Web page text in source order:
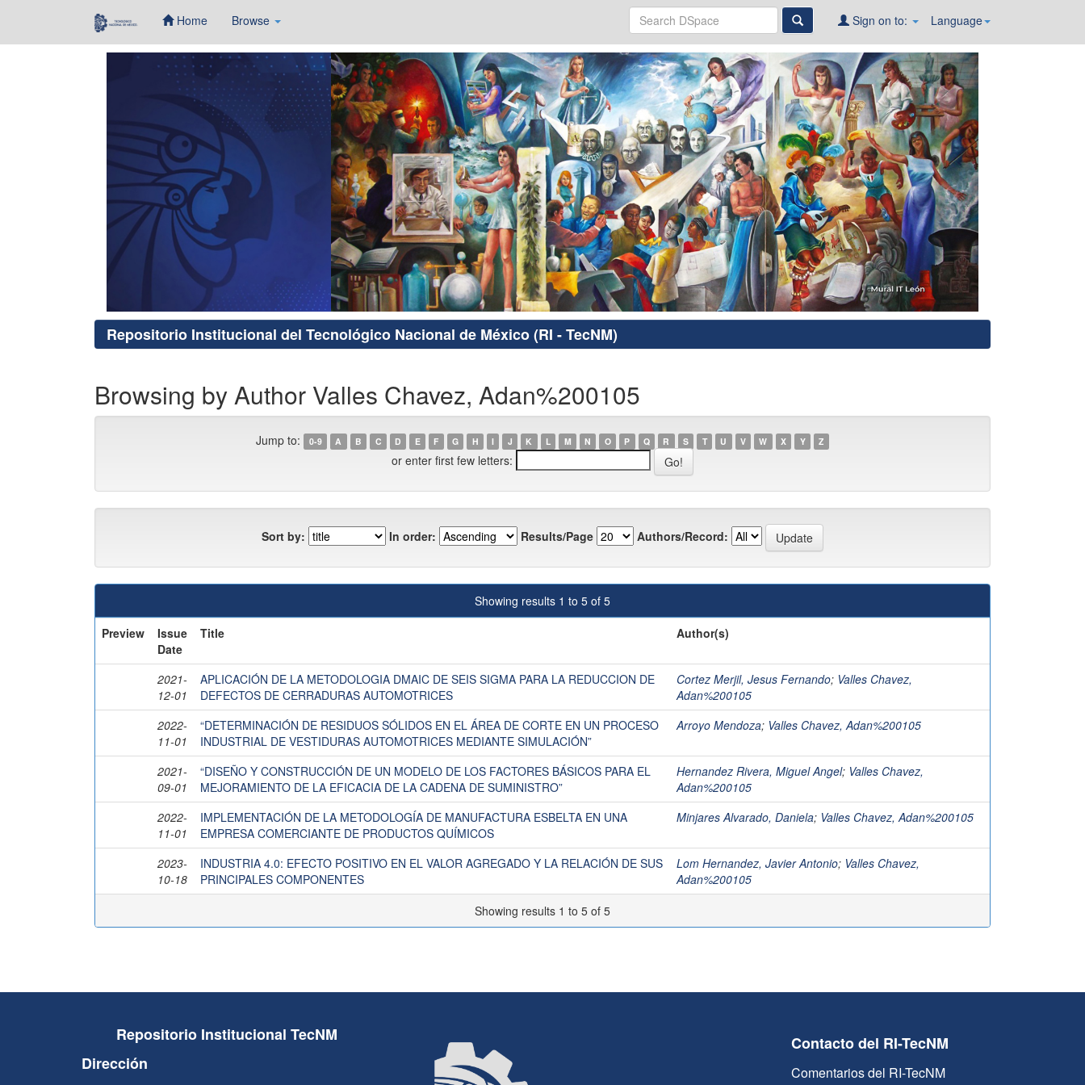
Home Browse Language
Sign on to:
Repositorio Institucional del Tecnológico Nacional de México (RI - TecNM)
Browsing by Author Valles Chavez, Adan%200105
Jump to: 0-9 A B C D E F G H I J K L M N O P Q R S T U V W X Y Z
or enter first few letters:
Sort by: In order: Results/Page Authors/Record:
Showing results 1 to 5 of 5
Preview
Issue
Date
Title Author(s)
2021-
12-01
APLICACIÓN DE LA METODOLOGIA DMAIC DE SEIS SIGMA PARA LA REDUCCION DE
DEFECTOS DE CERRADURAS AUTOMOTRICES
Cortez Merjil, Jesus Fernando; Valles Chavez,
Adan%200105
2022-
11-01
“DETERMINACIÓN DE RESIDUOS SÓLIDOS EN EL ÁREA DE CORTE EN UN PROCESO
INDUSTRIAL DE VESTIDURAS AUTOMOTRICES MEDIANTE SIMULACIÓN”
Arroyo Mendoza; Valles Chavez, Adan%200105
2021-
09-01
“DISEÑO Y CONSTRUCCIÓN DE UN MODELO DE LOS FACTORES BÁSICOS PARA EL
MEJORAMIENTO DE LA EFICACIA DE LA CADENA DE SUMINISTRO”
Hernandez Rivera, Miguel Angel; Valles Chavez,
Adan%200105
2022-
11-01
IMPLEMENTACIÓN DE LA METODOLOGÍA DE MANUFACTURA ESBELTA EN UNA
EMPRESA COMERCIANTE DE PRODUCTOS QUÍMICOS
Minjares Alvarado, Daniela; Valles Chavez, Adan%200105
2023-
10-18
INDUSTRIA 4.0: EFECTO POSITIVO EN EL VALOR AGREGADO Y LA RELACIÓN DE SUS
PRINCIPALES COMPONENTES
Lom Hernandez, Javier Antonio; Valles Chavez,
Adan%200105
Showing results 1 to 5 of 5
Repositorio Institucional TecNM
Dirección
Contacto del RI-TecNM
Comentarios del RI-TecNM